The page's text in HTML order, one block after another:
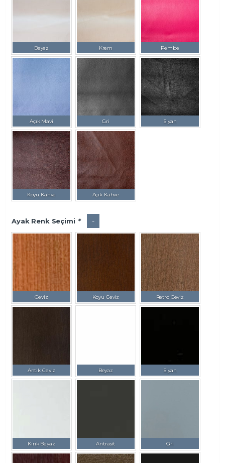
Beyaz Krem Pembe
Açık Mavi Gri Siyah
Koyu Kahve Açık Kahve
Ayak Renk Seçimi *
Ceviz Koyu Ceviz Retro Ceviz
Antik Ceviz Beyaz Siyah
Kırık Beyaz Antrasit Gri
-